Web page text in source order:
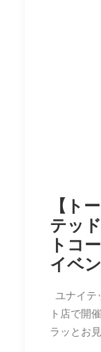
【ト
テッ
トコ
イベン
ユナイテ
ト店で開
ラッとお